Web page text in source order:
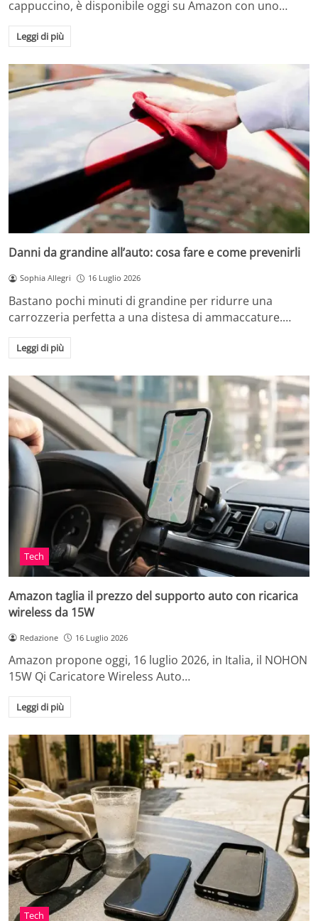
cappuccino, è disponibile oggi su Amazon con uno…
Leggi di più
Danni da grandine all’auto: cosa fare e come prevenirli
Sophia Allegri 16 Luglio 2026
Bastano pochi minuti di grandine per ridurre una
carrozzeria perfetta a una distesa di ammaccature.…
Leggi di più
Tech
Amazon taglia il prezzo del supporto auto con ricarica
wireless da 15W
Redazione 16 Luglio 2026
Amazon propone oggi, 16 luglio 2026, in Italia, il NOHON
15W Qi Caricatore Wireless Auto…
Leggi di più
Tech